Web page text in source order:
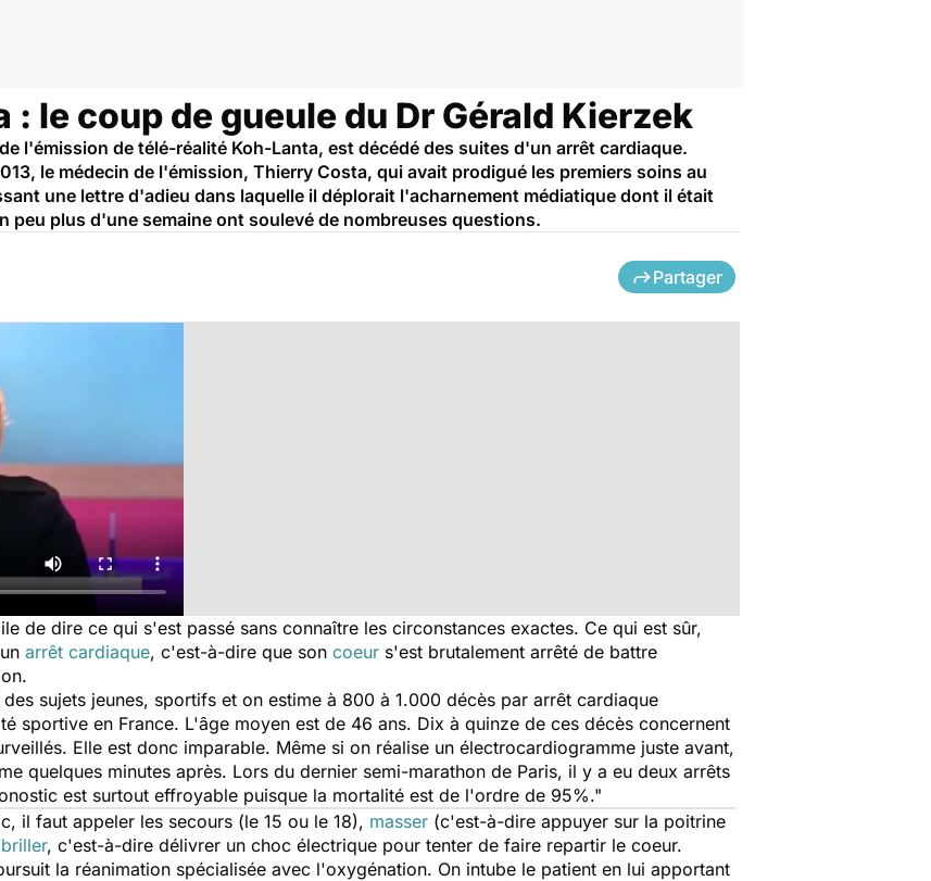
: le coup de gueule du Dr Gérald Kierzek
l'émission de télé-réalité Koh-Lanta, est décédé des suites d'un arrêt cardiaque.
le médecin de l'émission, Thierry Costa, qui avait prodigué les premiers soins au
une lettre d'adieu dans laquelle il déplorait l'acharnement médiatique dont il était
peu plus d'une semaine ont soulevé de nombreuses questions.
Partager
de dire ce qui s'est passé sans connaître les circonstances exactes. Ce qui est sûr,
arrêt cardiaque, c'est-à-dire que son coeur s'est brutalement arrêté de battre
sujets jeunes, sportifs et on estime à 800 à 1.000 décès par arrêt cardiaque
sportive en France. L'âge moyen est de 46 ans. Dix à quinze de ces décès concernent
Elle est donc imparable. Même si on réalise un électrocardiogramme juste avant,
quelques minutes après. Lors du dernier semi-marathon de Paris, il y a eu deux arrêts
est surtout effroyable puisque la mortalité est de l'ordre de 95%."
il faut appeler les secours (le 15 ou le 18), masser (c'est-à-dire appuyer sur la poitrine
, c'est-à-dire délivrer un choc électrique pour tenter de faire repartir le coeur.
la réanimation spécialisée avec l'oxygénation. On intube le patient en lui apportant